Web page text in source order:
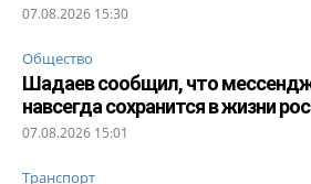
07.08.2026 15:30
Общество
Шадаев сообщил, что
навсегда сохранится в жизни
07.08.2026 15:01
Транспорт